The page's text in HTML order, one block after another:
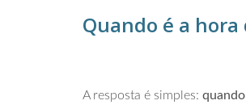
Quando é a
A resposta é simples: